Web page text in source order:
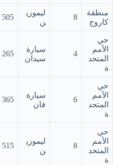
منطقة
كاروج
8
ليموزي
ن
505 €
حي
الأمم
المتحد
ة
4
سيارة
سيدان
265 €
حي
الأمم
المتحد
ة
6
سيارة
فان
365 €
حي
الأمم
المتحد
ة
8
ليموزي
ن
515 €